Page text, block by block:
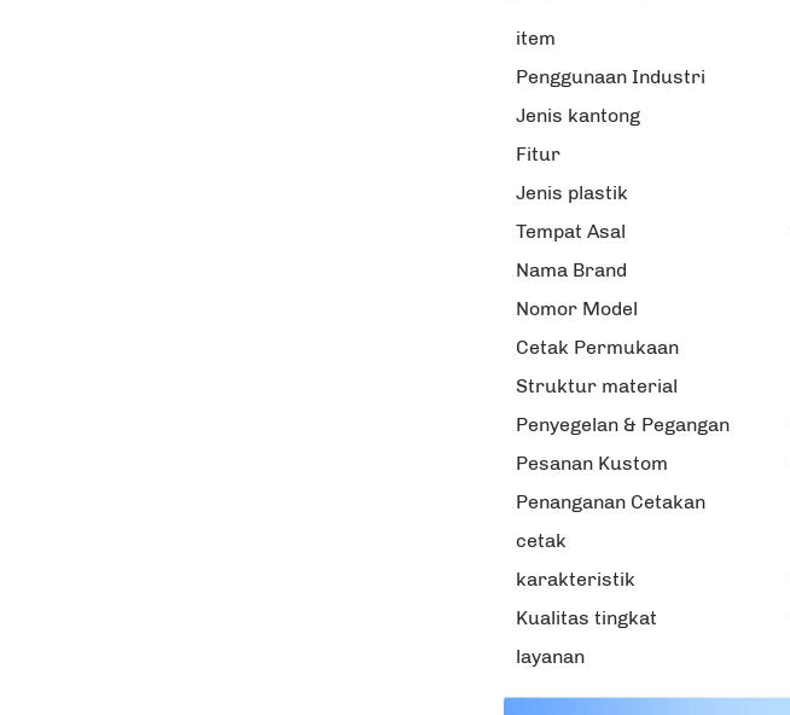
item
Penggunaan Industri
Jenis kantong
Fitur
Jenis plastik
Tempat Asal
Nama Brand
Nomor Model
Cetak Permukaan
Struktur material
Penyegelan & Pegangan
Pesanan Kustom
Penanganan Cetakan
cetak
karakteristik
Kualitas tingkat
layanan